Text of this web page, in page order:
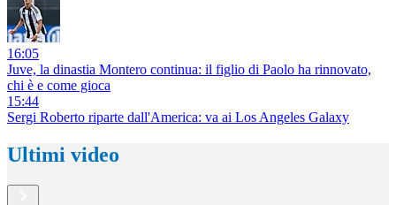
16:05
Juve, la dinastia Montero continua: il figlio di Paolo ha rinnovato,
chi è e come gioca
15:44
Sergi Roberto riparte dall'America: va ai Los Angeles Galaxy
Ultimi video